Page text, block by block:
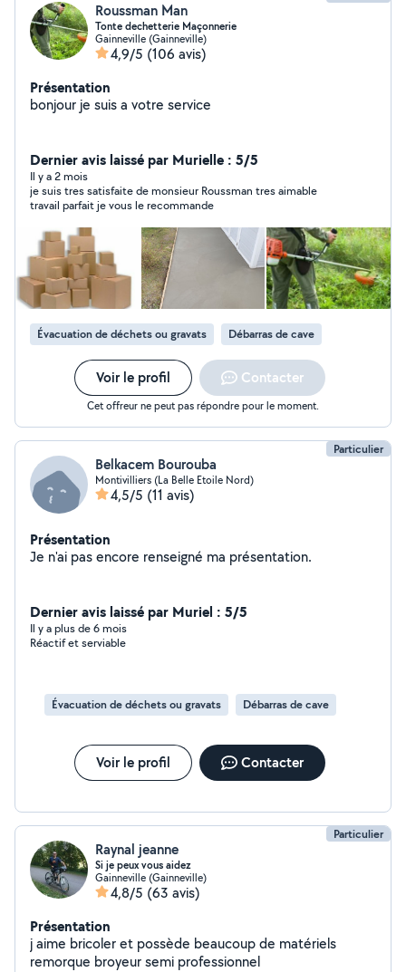
Roussman Man
Tonte dechetterie Maçonnerie
Gainneville (Gainneville)
4,9/5 (106 avis)
Présentation
bonjour je suis a votre service
Dernier avis laissé par Murielle : 5/5
Il y a 2 mois
je suis tres satisfaite de monsieur Roussman tres aimable
travail parfait je vous le recommande
Évacuation de déchets ou gravats Débarras de cave
Voir le profil Contacter
Cet offreur ne peut pas répondre pour le moment.
Particulier
Belkacem Bourouba
Montivilliers (La Belle Etoile Nord)
4,5/5 (11 avis)
Présentation
Je n'ai pas encore renseigné ma présentation.
Dernier avis laissé par Muriel : 5/5
Il y a plus de 6 mois
Réactif et serviable
Évacuation de déchets ou gravats Débarras de cave
Voir le profil Contacter
Particulier
Raynal jeanne
Si je peux vous aidez
Gainneville (Gainneville)
4,8/5 (63 avis)
Présentation
j aime bricoler et possède beaucoup de matériels
remorque broyeur semi professionnel